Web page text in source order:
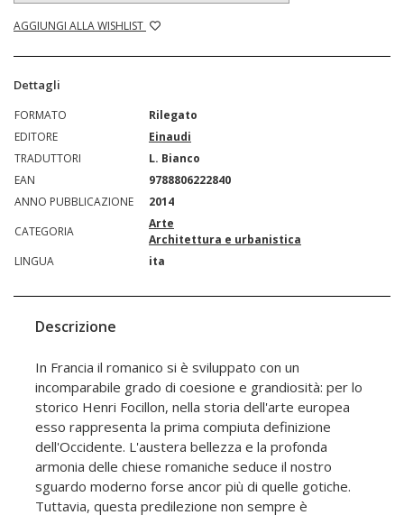
AGGIUNGI ALLA WISHLIST
Dettagli
FORMATO
Rilegato
EDITORE
Einaudi
TRADUTTORI
L. Bianco
EAN
9788806222840
ANNO PUBBLICAZIONE
2014
CATEGORIA
Arte
Architettura e urbanistica
LINGUA
ita
Descrizione
In Francia il romanico si è sviluppato con un
incomparabile grado di coesione e grandiosità: per lo
storico Henri Focillon, nella storia dell'arte europea
esso rappresenta la prima compiuta definizione
dell'Occidente. L'austera bellezza e la profonda
armonia delle chiese romaniche seduce il nostro
sguardo moderno forse ancor più di quelle gotiche.
Tuttavia, questa predilezione non sempre è